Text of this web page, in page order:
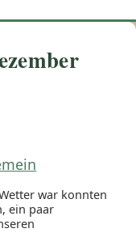
war konnten
ein paar